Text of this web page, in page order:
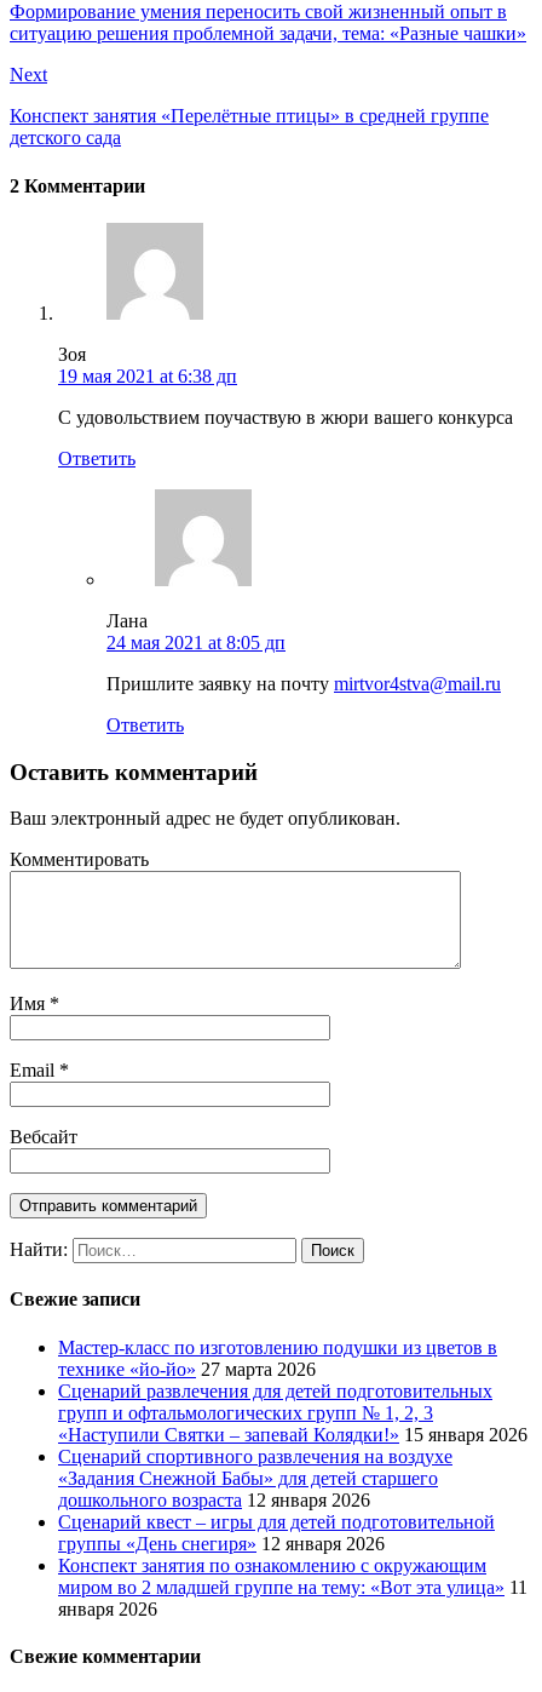
Формирование умения переносить свой жизненный опыт в
ситуацию решения проблемной задачи, тема: «Разные чашки»
Next
Конспект занятия «Перелётные птицы» в средней группе
детского сада
2 Комментарии
Зоя
19 мая 2021 at 6:38 дп
С удовольствием поучаствую в жюри вашего конкурса
Ответить
Лана
24 мая 2021 at 8:05 дп
Пришлите заявку на почту mirtvor4stva@mail.ru
Ответить
Оставить комментарий
Ваш электронный адрес не будет опубликован.
Комментировать
Имя *
Email *
Вебсайт
Найти:
Свежие записи
Мастер-класс по изготовлению подушки из цветов в
технике «йо-йо» 27 марта 2026
Сценарий развлечения для детей подготовительных
групп и офтальмологических групп № 1, 2, 3
«Наступили Святки – запевай Колядки!» 15 января 2026
Сценарий спортивного развлечения на воздухе
«Задания Снежной Бабы» для детей старшего
дошкольного возраста 12 января 2026
Сценарий квест – игры для детей подготовительной
группы «День снегиря» 12 января 2026
Конспект занятия по ознакомлению с окружающим
миром во 2 младшей группе на тему: «Вот эта улица» 11
января 2026
Свежие комментарии